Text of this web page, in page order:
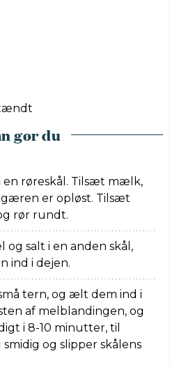
gør du
røreskål. Tilsæt mælk,
er opløst. Tilsæt
rør rundt.
og salt i en anden skål,
ind i dejen.
tern, og ælt dem ind i
af melblandingen, og
i 8-10 minutter, til
og slipper skålens